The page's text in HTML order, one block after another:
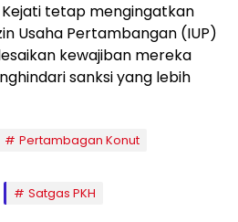
Kejati tetap mengingatkan
Usaha Pertambangan (IUP)
kewajiban mereka
sanksi yang lebih
Pertambagan Konut
Satgas PKH